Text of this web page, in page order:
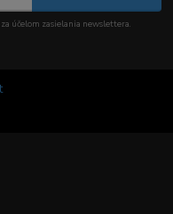
za účelom zasielania newslettera.